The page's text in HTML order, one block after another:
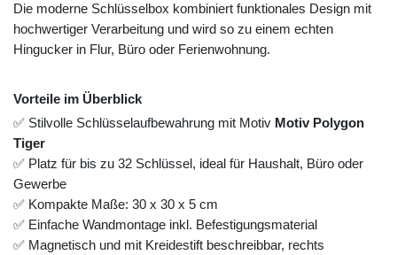
Die moderne Schlüsselbox kombiniert funktionales Design mit
hochwertiger Verarbeitung und wird so zu einem echten
Hingucker in Flur, Büro oder Ferienwohnung.
Vorteile im Überblick
✅ Stilvolle Schlüsselaufbewahrung mit Motiv Motiv Polygon
Tiger
✅ Platz für bis zu 32 Schlüssel, ideal für Haushalt, Büro oder
Gewerbe
✅ Kompakte Maße: 30 x 30 x 5 cm
✅ Einfache Wandmontage inkl. Befestigungsmaterial
✅ Magnetisch und mit Kreidestift beschreibbar, rechts